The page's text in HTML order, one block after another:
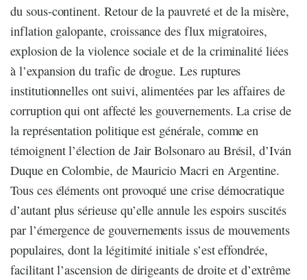
du sous-continent. Retour de la pauvreté et de la misère,
inflation galopante, croissance des flux migratoires,
explosion de la violence sociale et de la criminalité liées
à l’expansion du trafic de drogue. Les ruptures
institutionnelles ont suivi, alimentées par les affaires de
corruption qui ont affecté les gouvernements. La crise de
la représentation politique est générale, comme en
témoignent l’élection de Jair Bolsonaro au Brésil, d’Iván
Duque en Colombie, de Mauricio Macri en Argentine.
Tous ces éléments ont provoqué une crise démocratique
d’autant plus sérieuse qu’elle annule les espoirs suscités
par l’émergence de gouvernements issus de mouvements
populaires, dont la légitimité initiale s’est effondrée,
facilitant l’ascension de dirigeants de droite et d’extrême